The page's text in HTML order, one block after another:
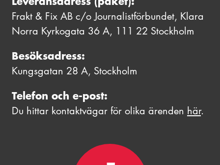
Frakt & Fix AB c/o Journalistförbundet, Klara
Norra Kyrkogata 36 A, 111 22 Stockholm
Besöksadress:
Kungsgatan 28 A, Stockholm
Telefon och e-post:
Du hittar kontaktvägar för olika ärenden här.